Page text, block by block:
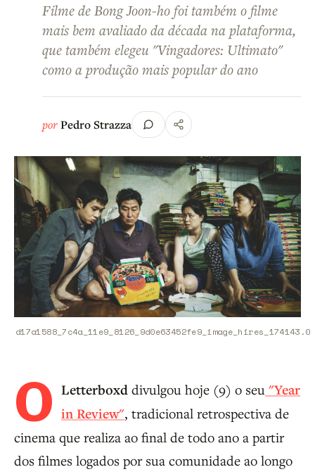
Filme de Bong Joon-ho foi também o filme
mais bem avaliado da década na plataforma,
que também elegeu "Vingadores: Ultimato"
como a produção mais popular do ano
porPedro Strazza
d17a1588_7c4a_11e9_8126_9d0e63452fe9_image_hires_174143.0
O Letterboxd divulgou hoje (9) o seu "Year
in Review", tradicional retrospectiva de
cinema que realiza ao final de todo ano a partir
dos filmes logados por sua comunidade ao longo